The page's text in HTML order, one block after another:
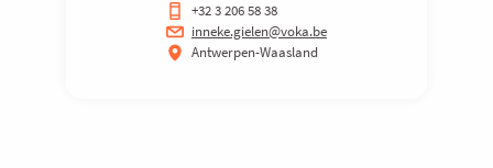
+32 3 206 58 38
inneke.gielen@voka.be
Antwerpen-Waasland